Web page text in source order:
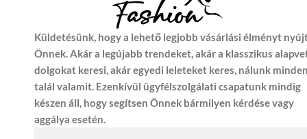
Küldetésünk, hogy a lehető legjobb vásárlási élményt
Önnek. Akár a legújabb trendeket, akár a klasszikus
dolgokat keresi, akár egyedi leleteket keres, nálunk
talál valamit. Ezenkívül ügyfélszolgálati csapatunk mindig
készen áll, hogy segítsen Önnek bármilyen kérdése vagy
aggálya esetén.